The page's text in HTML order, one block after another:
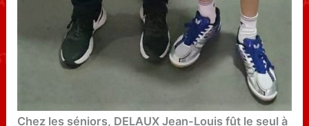
Chez les séniors, DELAUX Jean-Louis fût le seul à